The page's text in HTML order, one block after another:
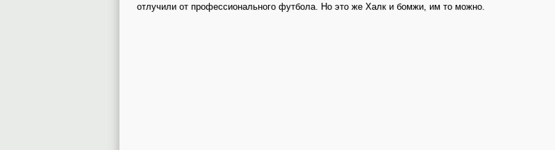
отлучили от профессионального футбола. Но это же Халк и бомжи, им то можно.